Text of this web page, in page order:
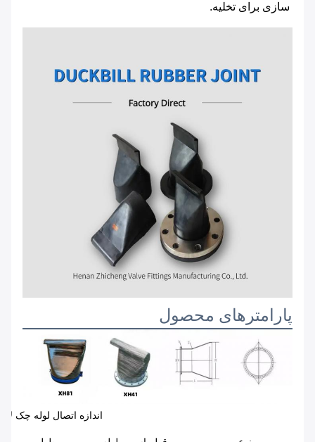
سازی برای تخلیه.
پارامترهای محصول
اندازه اتصال لوله چک